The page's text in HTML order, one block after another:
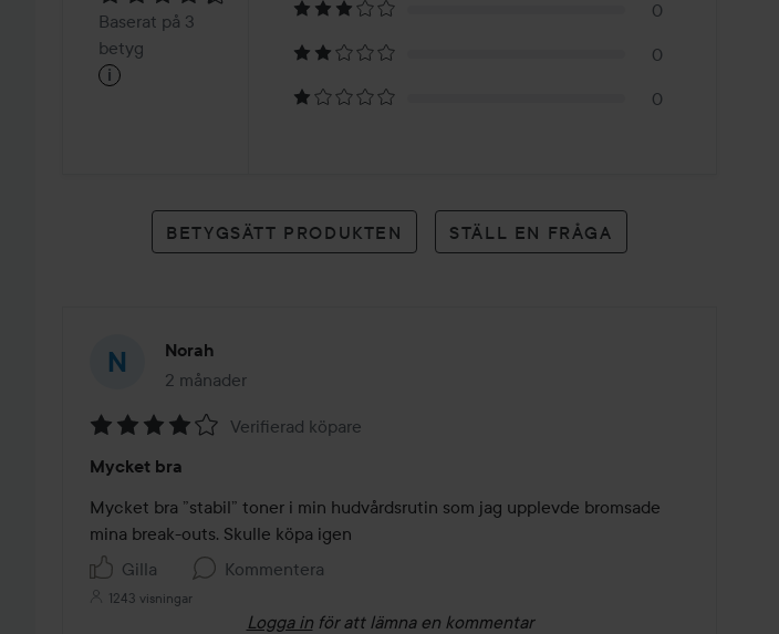
på
betyg
Baserat på 3
betyg
i
0
0
0
BETYGSÄTT PRODUKTEN STÄLL EN FRÅGA
Norah
2 månader
Inlägget skapades 2 månader
4
av
5
Verifierad köpare
Mycket bra
Mycket bra ”stabil” toner i min hudvårdsrutin som jag upplevde bromsade
mina break-outs. Skulle köpa igen
Gilla
Kommentera
1243 visningar
Logga in för att lämna en kommentar